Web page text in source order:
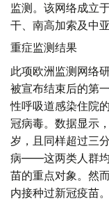
监测。该网络成立
干、南高加索及中
重症监测结果
此项欧洲监测网络
被宣布结束后的第
性呼吸道感染住院
冠病毒。数据显示
岁，且同样超过三
病——这两类人群均
苗的重点对象。然
内接种过新冠疫苗。